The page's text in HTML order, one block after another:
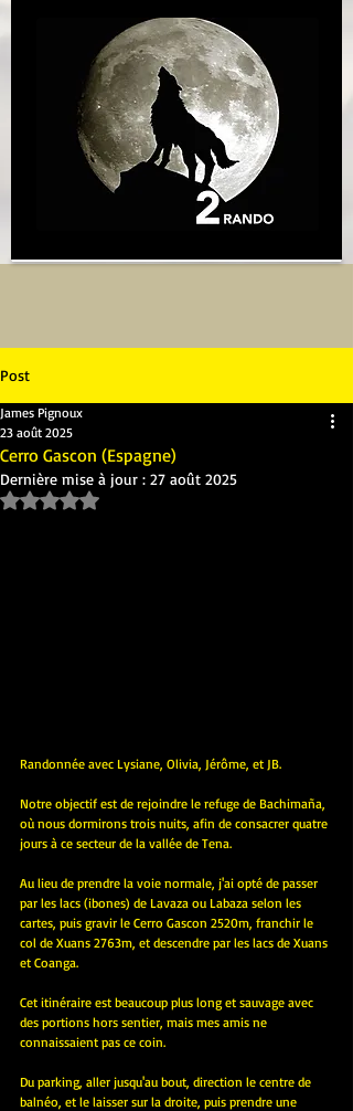
Post
Cerro Gascon (Espagne)
James Pignoux
23 août 2025
Dernière mise à jour : 27 août 2025
Noté NaN étoiles sur 5.
Randonnée avec Lysiane, Olivia, Jérôme, et JB.
Notre objectif est de rejoindre le refuge de Bachimaña,
où nous dormirons trois nuits, afin de consacrer quatre
jours à ce secteur de la vallée de Tena.
Au lieu de prendre la voie normale, j'ai opté de passer
par les lacs (ibones) de Lavaza ou Labaza selon les
cartes, puis gravir le Cerro Gascon 2520m, franchir le
col de Xuans 2763m, et descendre par les lacs de Xuans
et Coanga.
Cet itinéraire est beaucoup plus long et sauvage avec
des portions hors sentier, mais mes amis ne
connaissaient pas ce coin.
Du parking, aller jusqu'au bout, direction le centre de
balnéo, et le laisser sur la droite, puis prendre une